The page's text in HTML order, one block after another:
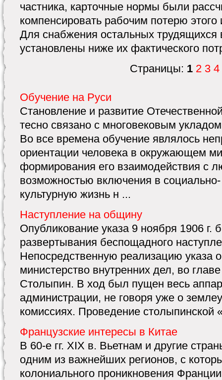
частника, карточные нормы были
компенсировать рабочим потерю этого
Для снабжения остальных
установлены ниже их фактического
Страницы: 1 2 3 4
Обучение на Руси
Становление и развитие
тесно связано с многовековым
Во все времена обучение являлось
ориентации человека в окружающем
формирования его взаимодействия с
возможностью включения в
культурную жизнь н ...
Наступление на общину
Опубликование указа 9 ноября 1906 г.
развертывания беспощадного
Непосредственную реализацию указа
министерство внутренних дел, во
Столыпин. В ход был пущен весь
администрации, не говоря уже о
комиссиях. Проведение столыпинской
Французские интересы в Китае
В 60-е гг. XIX в. Вьетнам и другие
одним из важнейших регионов, с
колониального проникновения